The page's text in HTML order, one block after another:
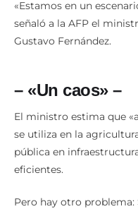
«Estamos en un
señaló a la AFP el
Gustavo Fernández.
– «Un caos» –
El ministro estima que
se utiliza en la
pública en
eficientes.
Pero hay otro